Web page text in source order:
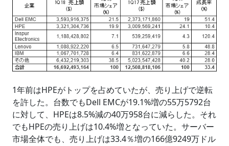
1年前はHPEがトップを占めていたが、売り上げで逆転
を許した。台数でもDell EMCが19.1%増の55万5792台
に対して、HPEは8.5%減の40万958台に減らした。それ
でもHPEの売り上げは10.4%増となっていた。サーバー
市場全体でも、売り上げは33.4％増の166億9249万ドル